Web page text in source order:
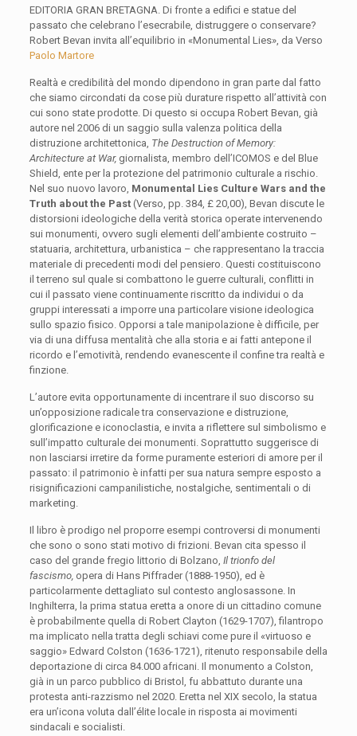
EDITORIA GRAN BRETAGNA. Di fronte a edifici e statue del
passato che celebrano l’esecrabile, distruggere o conservare?
Robert Bevan invita all’equilibrio in «Monumental Lies», da Verso
Paolo Martore
Realtà e credibilità del mondo dipendono in gran parte dal fatto
che siamo circondati da cose più durature rispetto all’attività con
cui sono state prodotte. Di questo si occupa Robert Bevan, già
autore nel 2006 di un saggio sulla valenza politica della
distruzione architettonica, The Destruction of Memory:
Architecture at War,giornalista, membro dell’ICOMOS e del Blue
Shield, ente per la protezione del patrimonio culturale a rischio.
Nel suo nuovo lavoro, Monumental Lies Culture Wars and the
Truth about the Past(Verso, pp. 384, £ 20,00), Bevan discute le
distorsioni ideologiche della verità storica operate intervenendo
sui monumenti, ovvero sugli elementi dell’ambiente costruito –
statuaria, architettura, urbanistica – che rappresentano la traccia
materiale di precedenti modi del pensiero. Questi costituiscono
il terreno sul quale si combattono le guerre culturali, conflitti in
cui il passato viene continuamente riscritto da individui o da
gruppi interessati a imporre una particolare visione ideologica
sullo spazio fisico. Opporsi a tale manipolazione è difficile, per
via di una diffusa mentalità che alla storia e ai fatti antepone il
ricordo e l’emotività, rendendo evanescente il confine tra realtà e
finzione.
L’autore evita opportunamente di incentrare il suo discorso su
un’opposizione radicale tra conservazione e distruzione,
glorificazione e iconoclastia, e invita a riflettere sul simbolismo e
sull’impatto culturale dei monumenti. Soprattutto suggerisce di
non lasciarsi irretire da forme puramente esteriori di amore per il
passato: il patrimonio è infatti per sua natura sempre esposto a
risignificazioni campanilistiche, nostalgiche, sentimentali o di
marketing.
Il libro è prodigo nel proporre esempi controversi di monumenti
che sono o sono stati motivo di frizioni. Bevan cita spesso il
caso del grande fregio littorio di Bolzano, Il trionfo del
fascismo, opera di Hans Piffrader (1888-1950), ed è
particolarmente dettagliato sul contesto anglosassone. In
Inghilterra, la prima statua eretta a onore di un cittadino comune
è probabilmente quella di Robert Clayton (1629-1707), filantropo
ma implicato nella tratta degli schiavi come pure il «virtuoso e
saggio» Edward Colston (1636-1721), ritenuto responsabile della
deportazione di circa 84.000 africani. Il monumento a Colston,
già in un parco pubblico di Bristol, fu abbattuto durante una
protesta anti-razzismo nel 2020. Eretta nel XIX secolo, la statua
era un’icona voluta dall’élite locale in risposta ai movimenti
sindacali e socialisti.